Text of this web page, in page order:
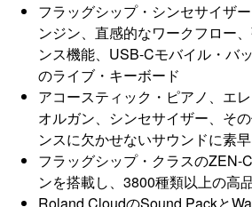
フラッグシップ・シンセサイザ
ンジン、直感的なワークフロー
ンス機能、USB-Cモバイル・バ
のライブ・キーボード
アコースティック・ピアノ、エレ
オルガン、シンセサイザー、そ
ンスに欠かせないサウンドに素
フラッグシップ・クラスのZEN-
ンを搭載し、3800種類以上の高